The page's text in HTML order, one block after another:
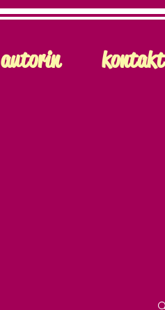
autorin kontakt